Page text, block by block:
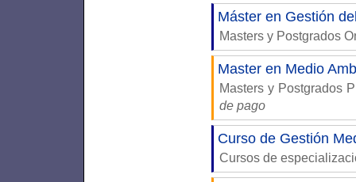
Máster en Gestión
Masters y Postgrados
Master en Medio
Masters y Postgrados
de pago
Curso de Gestión
Cursos de